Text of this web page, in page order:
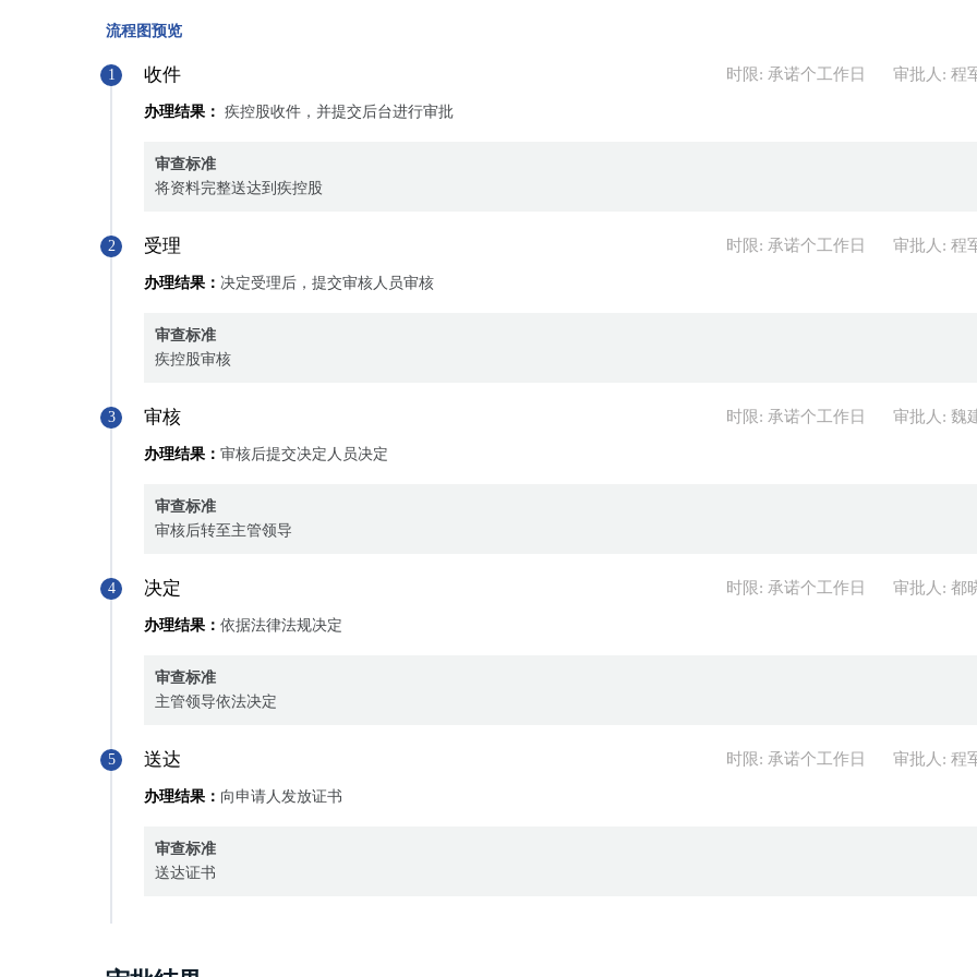
流程图预览
1 收件 时限: 承诺个工作日 审批人: 程
办理结果： 疾控股收件，并提交后台进行审批
审查标准
将资料完整送达到疾控股
2 受理 时限: 承诺个工作日 审批人: 程
办理结果： 决定受理后，提交审核人员审核
审查标准
疾控股审核
3 审核 时限: 承诺个工作日 审批人: 魏
办理结果： 审核后提交决定人员决定
审查标准
审核后转至主管领导
4 决定 时限: 承诺个工作日 审批人: 都
办理结果： 依据法律法规决定
审查标准
主管领导依法决定
5 送达 时限: 承诺个工作日 审批人: 程
办理结果： 向申请人发放证书
审查标准
送达证书